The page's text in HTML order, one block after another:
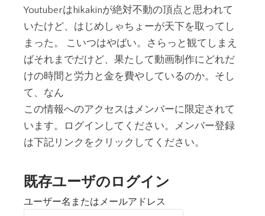
Youtuberはhikakinが絶対不動の頂点と思われて
いたけど、はじめしゃちょーが天下を取ってし
まった。 こいつはやばい。さらっと観てしまえ
ばそれまでだけど、果たして動画制作にどれだ
けの時間と労力と金を費やしているのか。そし
て、なん
この情報へのアクセスはメンバーに限定されて
います。ログインしてください。メンバー登録
は下記リンクをクリックしてください。
既存ユーザのログイン
ユーザー名またはメールアドレス